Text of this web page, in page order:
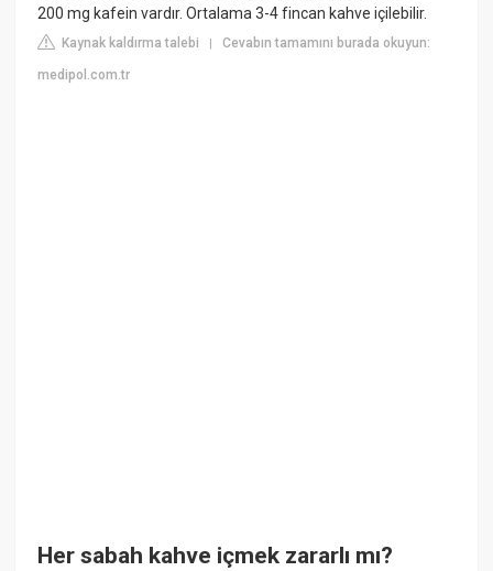
200 mg kafein vardır. Ortalama 3-4 fincan kahve içilebilir.
Kaynak kaldırma talebi |Cevabın tamamını burada okuyun:
medipol.com.tr
Her sabah kahve içmek zararlı mı?